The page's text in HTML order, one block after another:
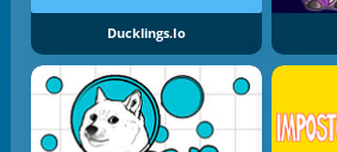
Ducklings.io